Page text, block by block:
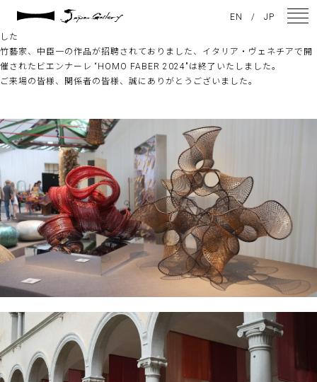
イタリア・ヴェネチアでのビエンナーレ “HOMO FABER 2024″は終了しま
した
竹藝家、中臣一の作品が招聘されておりました、イタリア・ヴェネチアで開
催されたビエンナーレ “HOMO FABER 2024″は終了いたしました。
ご来場の皆様、関係者の皆様、誠にありがとうございました。
EN / JP
NEWS
GALLERY
INSPIRATION
ABOUT US
CONTACT
FACEBOOK